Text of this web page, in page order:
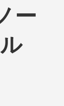
ー